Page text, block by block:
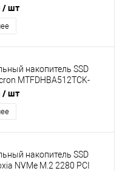
(M.2 2280 NVMe
s) без упаковки
/ шт
накопитель SSD
MTFDHBA512TCK-
(M.2 2242 NVMe
s) без упаковки
/ шт
накопитель SSD
NVMe M.2 2280 PCI